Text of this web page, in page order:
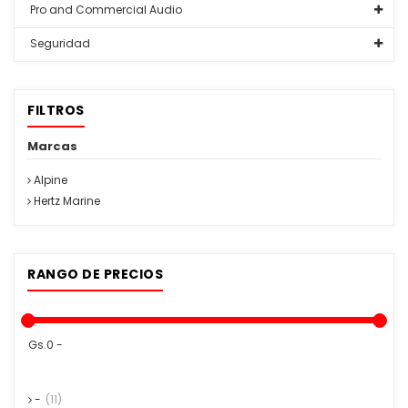
Pro and Commercial Audio
Seguridad
FILTROS
Marcas
Alpine
Hertz Marine
RANGO DE PRECIOS
Gs.0 -
- (11)